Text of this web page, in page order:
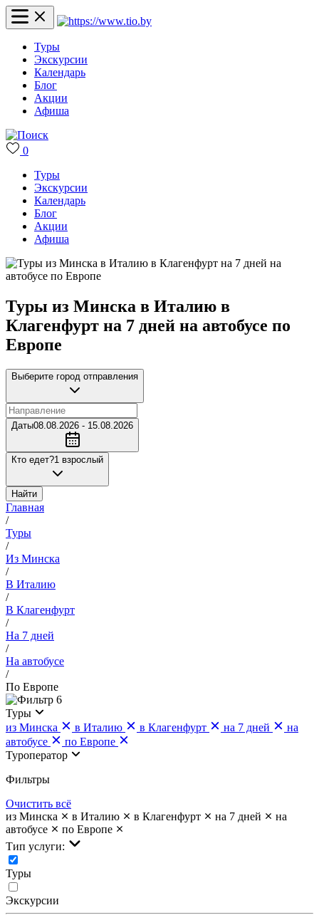
Туры
Экскурсии
Календарь
Блог
Акции
Афиша
0
Туры
Экскурсии
Календарь
Блог
Акции
Афиша
Туры из Минска в Италию в
Клагенфурт на 7 дней на автобусе по
Европе
Выберите город отправления
Даты08.08.2026 - 15.08.2026
Кто едет?1 взрослый
Найти
Главная
/
Туры
/
Из Минска
/
В Италию
/
В Клагенфурт
/
На 7 дней
/
На автобусе
/
По Европе
6
Туры
из Минска
в Италию в Клагенфурт на 7 дней
на
автобусе
по Европе
Туроператор
Фильтры
Очистить всё
из Минска
в Италию в Клагенфурт на 7 дней
на
автобусе
по Европе
Тип услуги:
Туры
Экскурсии